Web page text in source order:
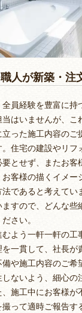
人が新築・注
員経験を豊富に持
はいませんが、こ
った施工内容のご
住宅の建設やリフ
とせず、またお客
客様の描くイメー
であると考えてい
すので、どんな些
さい。
よう一軒一軒の工
一貫して、社長が
や施工内容のご希
ないよう、細心の
施工中にお客様が
って適時ご報告す